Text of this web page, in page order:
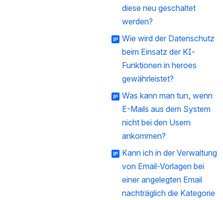
diese neu geschaltet
werden?
Wie wird der Datenschutz
beim Einsatz der KI-
Funktionen in heroes
gewährleistet?
Was kann man tun, wenn
E-Mails aus dem System
nicht bei den Usern
ankommen?
Kann ich in der Verwaltung
von Email-Vorlagen bei
einer angelegten Email
nachträglich die Kategorie